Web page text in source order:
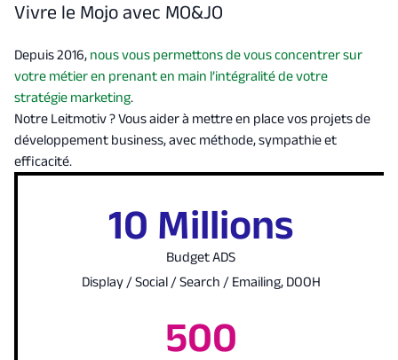
Vivre le Mojo avec MO&JO
Depuis 2016, nous vous permettons de vous concentrer sur
votre métier en prenant en main l’intégralité de votre
stratégie marketing.
Notre Leitmotiv ? Vous aider à mettre en place vos projets de
développement business, avec méthode, sympathie et
efficacité.
10 Millions
Budget ADS
Display / Social / Search / Emailing, DOOH
500